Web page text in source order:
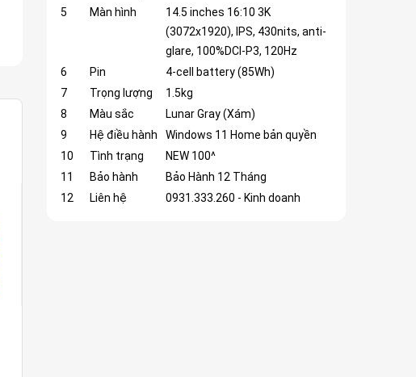
5
Màn hình
14.5 inches 16:10 3K
(3072x1920), IPS, 430nits, anti-
glare, 100%DCI-P3, 120Hz
6
Pin
4-cell battery (85Wh)
7
Trọng lượng
1.5kg
8
Màu sắc
Lunar Gray (Xám)
9
Hệ điều hành
Windows 11 Home bản quyền
10
Tình trạng
NEW 100^
11
Bảo hành
Bảo Hành 12 Tháng
12
Liên hệ 0931.333.260 - Kinh doanh